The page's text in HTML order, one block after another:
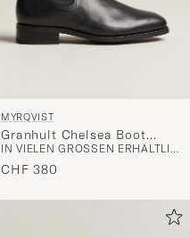
MYRQVIST
Granhult Chelsea Boot
Black Calf
IN VIELEN GRÖSSEN ERHÄLTLICH
CHF 380